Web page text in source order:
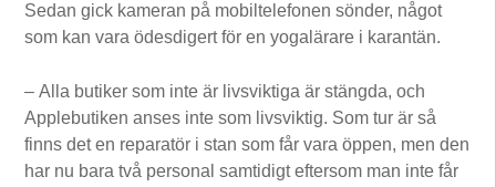
Sedan gick kameran på mobiltelefonen sönder, något
som kan vara ödesdigert för en yogalärare i karantän.
– Alla butiker som inte är livsviktiga är stängda, och
Applebutiken anses inte som livsviktig. Som tur är så
finns det en reparatör i stan som får vara öppen, men den
har nu bara två personal samtidigt eftersom man inte får